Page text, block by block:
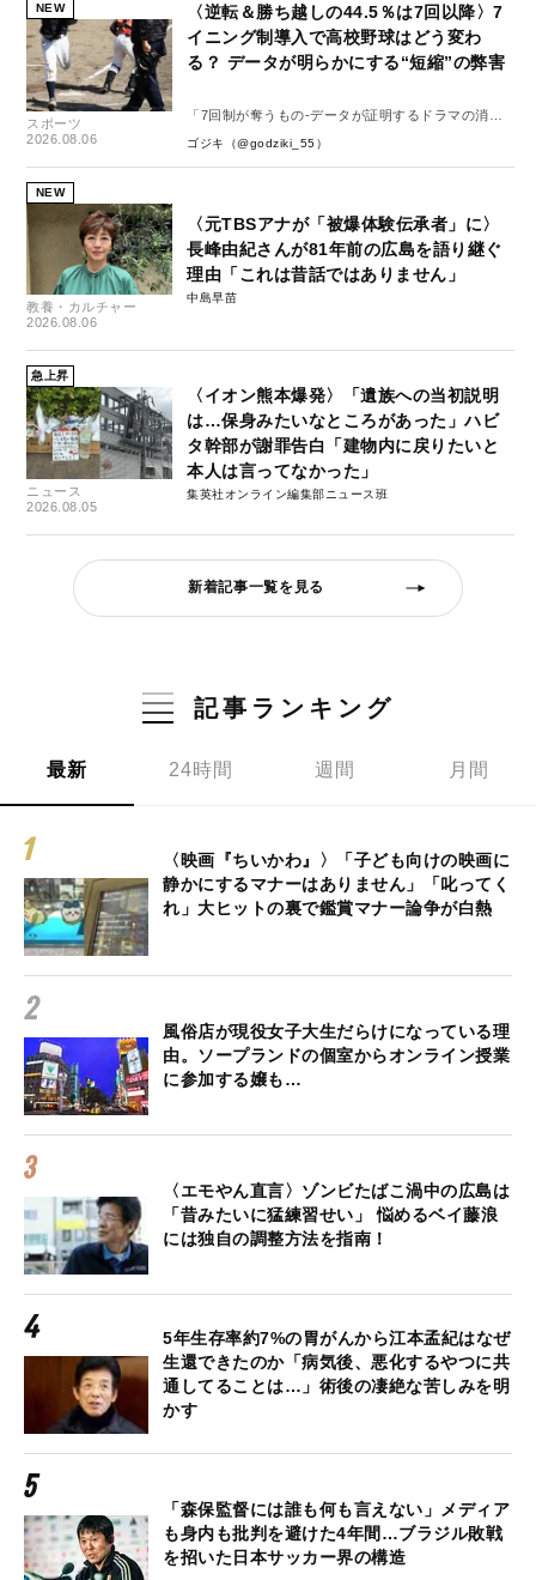
NEW
スポーツ
2026.08.06
〈逆転＆勝ち越しの44.5％は7回以降〉7
イニング制導入で高校野球はどう変わ
る？ データが明らかにする“短縮”の弊害
「7回制が奪うもの-データが証明するドラマの消
失-」
ゴジキ（@godziki_55）
NEW
教養・カルチャー
2026.08.06
〈元TBSアナが「被爆体験伝承者」に〉
長峰由紀さんが81年前の広島を語り継ぐ
理由「これは昔話ではありません」
中島早苗
急上昇
ニュース
2026.08.05
〈イオン熊本爆発〉「遺族への当初説明
は…保身みたいなところがあった」ハビ
タ幹部が謝罪告白「建物内に戻りたいと
本人は言ってなかった」
集英社オンライン編集部ニュース班
新着記事一覧を見る
記事ランキング
最新 24時間 週間 月間
〈映画『ちいかわ』〉「子ども向けの映画に
静かにするマナーはありません」「叱ってく
れ」大ヒットの裏で鑑賞マナー論争が白熱
風俗店が現役女子大生だらけになっている理
由。ソープランドの個室からオンライン授業
に参加する嬢も…
〈エモやん直言〉ゾンビたばこ渦中の広島は
「昔みたいに猛練習せい」 悩めるベイ藤浪
には独自の調整方法を指南！
5年生存率約7%の胃がんから江本孟紀はなぜ
生還できたのか「病気後、悪化するやつに共
通してることは…」術後の凄絶な苦しみを明
かす
「森保監督には誰も何も言えない」メディア
も身内も批判を避けた4年間…ブラジル敗戦
を招いた日本サッカー界の構造